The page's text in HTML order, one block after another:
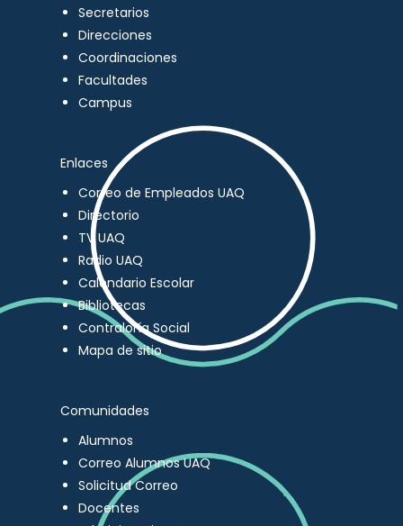
Secretarios
Direcciones
Coordinaciones
Facultades
Campus
Enlaces
Correo de Empleados UAQ
Directorio
TV UAQ
Radio UAQ
Calendario Escolar
Bibliotecas
Contraloría Social
Mapa de sitio
Comunidades
Alumnos
Correo Alumnos UAQ
Solicitud Correo
Docentes